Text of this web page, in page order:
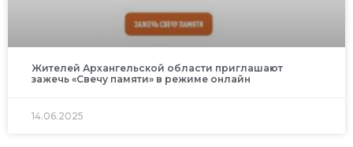
Жителей Архангельской области приглашают
зажечь «Свечу памяти» в режиме онлайн
14.06.2025